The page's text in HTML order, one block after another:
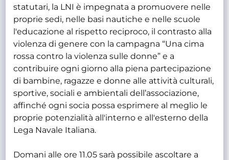
statutari, la LNI è impegnata a promuovere nelle
proprie sedi, nelle basi nautiche e nelle scuole
l'educazione al rispetto reciproco, il contrasto alla
violenza di genere con la campagna “Una cima
rossa contro la violenza sulle donne” e a
contribuire ogni giorno alla piena partecipazione
di bambine, ragazze e donne alle attività culturali,
sportive, sociali e ambientali dell’associazione,
affinché ogni socia possa esprimere al meglio le
proprie potenzialità all'interno e all'esterno della
Lega Navale Italiana.
Domani alle ore 11.05 sarà possibile ascoltare a